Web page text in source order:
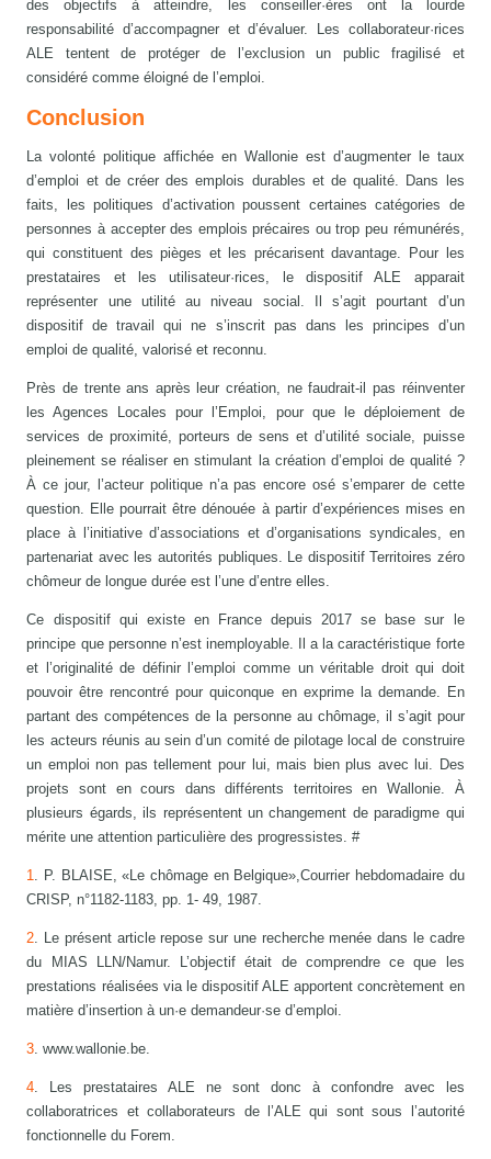
des objectifs à atteindre, les conseiller·ères ont la lourde
responsabilité d’accompagner et d’évaluer. Les collaborateur·rices
ALE tentent de protéger de l’exclusion un public fragilisé et
considéré comme éloigné de l’emploi.
Conclusion
La volonté politique affichée en Wallonie est d’augmenter le taux
d’emploi et de créer des emplois durables et de qualité. Dans les
faits, les politiques d’activation poussent certaines catégories de
personnes à accepter des emplois précaires ou trop peu rémunérés,
qui constituent des pièges et les précarisent davantage. Pour les
prestataires et les utilisateur·rices, le dispositif ALE apparait
représenter une utilité au niveau social. Il s’agit pourtant d’un
dispositif de travail qui ne s’inscrit pas dans les principes d’un
emploi de qualité, valorisé et reconnu.
Près de trente ans après leur création, ne faudrait-il pas réinventer
les Agences Locales pour l’Emploi, pour que le déploiement de
services de proximité, porteurs de sens et d’utilité sociale, puisse
pleinement se réaliser en stimulant la création d’emploi de qualité ?
À ce jour, l’acteur politique n’a pas encore osé s’emparer de cette
question. Elle pourrait être dénouée à partir d’expériences mises en
place à l’initiative d’associations et d’organisations syndicales, en
partenariat avec les autorités publiques. Le dispositif Territoires zéro
chômeur de longue durée est l’une d’entre elles.
Ce dispositif qui existe en France depuis 2017 se base sur le
principe que personne n’est inemployable. Il a la caractéristique forte
et l’originalité de définir l’emploi comme un véritable droit qui doit
pouvoir être rencontré pour quiconque en exprime la demande. En
partant des compétences de la personne au chômage, il s’agit pour
les acteurs réunis au sein d’un comité de pilotage local de construire
un emploi non pas tellement pour lui, mais bien plus avec lui. Des
projets sont en cours dans différents territoires en Wallonie. À
plusieurs égards, ils représentent un changement de paradigme qui
mérite une attention particulière des progressistes. #
1. P. BLAISE, «Le chômage en Belgique»,Courrier hebdomadaire du
CRISP, n°1182-1183, pp. 1- 49, 1987.
2. Le présent article repose sur une recherche menée dans le cadre
du MIAS LLN/Namur. L’objectif était de comprendre ce que les
prestations réalisées via le dispositif ALE apportent concrètement en
matière d’insertion à un·e demandeur·se d’emploi.
3. www.wallonie.be.
4. Les prestataires ALE ne sont donc à confondre avec les
collaboratrices et collaborateurs de l’ALE qui sont sous l’autorité
fonctionnelle du Forem.